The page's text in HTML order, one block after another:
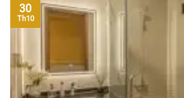
30
Th10